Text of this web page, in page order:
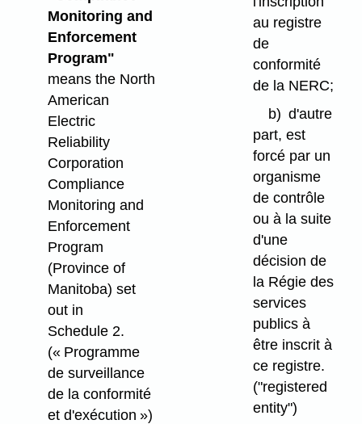
Monitoring and
Enforcement
Program"
means the North
American
Electric
Reliability
Corporation
Compliance
Monitoring and
Enforcement
Program
(Province of
Manitoba) set
out in
Schedule 2.
(« Programme
de surveillance
de la conformité
et d'exécution »)
au registre
de
conformité
de la NERC;
b) d'autre
part, est
forcé par un
organisme
de contrôle
ou à la suite
d'une
décision de
la Régie des
services
publics à
être inscrit à
ce registre.
("registered
entity")